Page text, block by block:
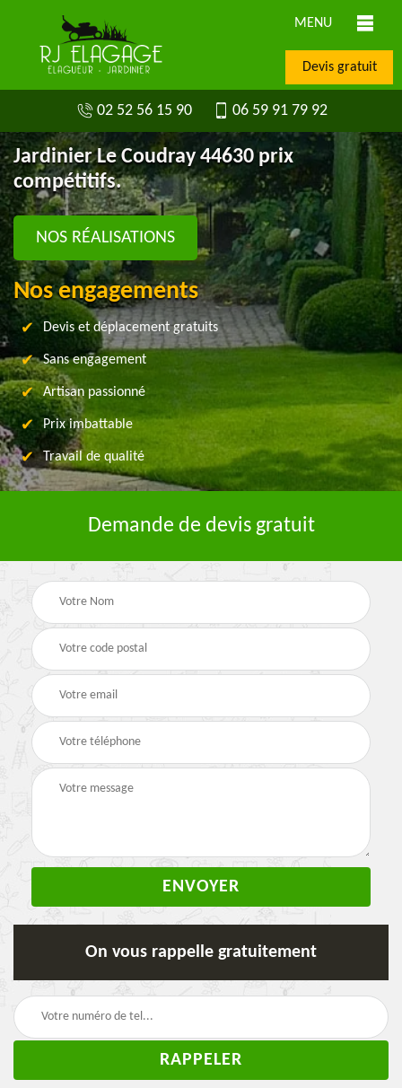
MENU
Devis gratuit
02 52 56 15 90 06 59 91 79 92
Jardinier Le Coudray 44630 prix
compétitifs.
NOS RÉALISATIONS
Nos engagements
Devis et déplacement gratuits
Sans engagement
Artisan passionné
Prix imbattable
Travail de qualité
Demande de devis gratuit
On vous rappelle gratuitement